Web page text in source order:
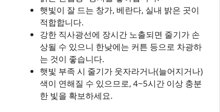
햇빛이 잘 드는 창가, 베란다, 실내 밝은 곳이
적합합니다.
강한 직사광선에 장시간 노출되면 줄기가 손
상될 수 있으니 한낮에는 커튼 등으로 차광하
는 것이 좋습니다.
햇빛 부족 시 줄기가 웃자라거나(늘어지거나)
색이 연해질 수 있으므로, 4~5시간 이상 충분
한 빛을 확보하세요.